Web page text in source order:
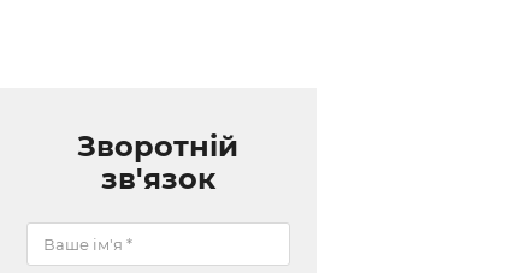
Зворотній
зв'язок